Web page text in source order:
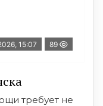
15:07 89
требует не